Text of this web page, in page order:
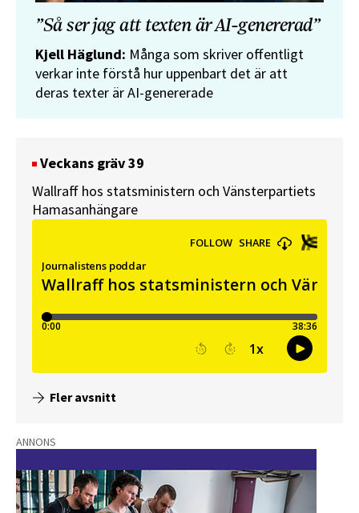
”Så ser jag att texten är AI-genererad”
Kjell Häglund: Många som skriver offentligt
verkar inte förstå hur uppenbart det är att
deras texter är AI-genererade
Veckans gräv 39
Wallraff hos statsministern och Vänsterpartiets
Hamasanhängare
Fler avsnitt
ANNONS